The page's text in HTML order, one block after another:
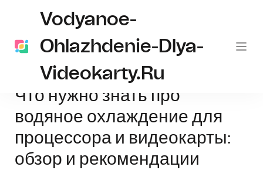
Vodyanoe-
Ohlazhdenie-Dlya-
Videokarty.ru
Главная водяное охлаждение Что нужно знать про водяное
Что нужно знать про
водяное охлаждение для
процессора и видеокарты:
обзор и рекомендации